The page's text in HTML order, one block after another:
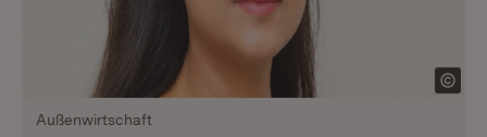
Außenwirtschaft